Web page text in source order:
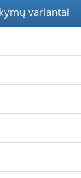
variantai